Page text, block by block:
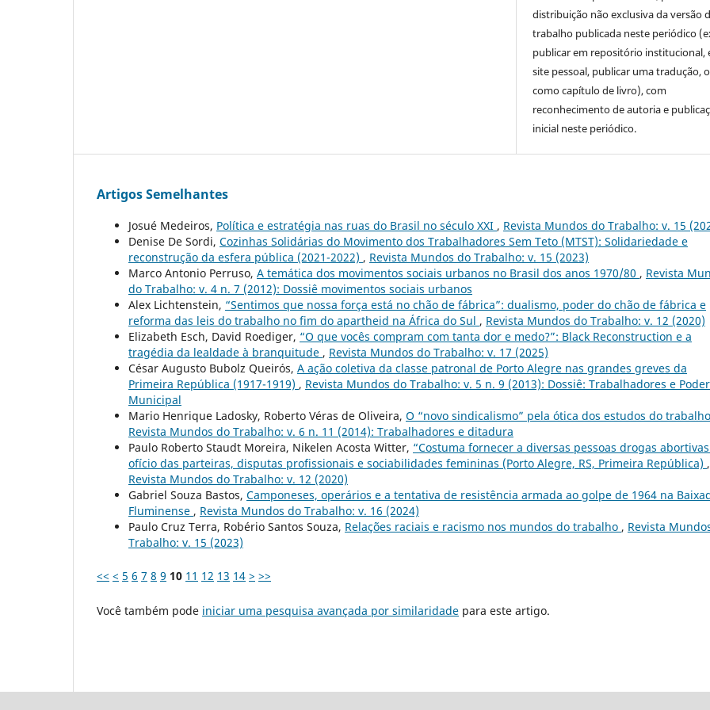
distribuição não exclusiva da versão
trabalho publicada neste periódico
publicar em repositório institucional,
site pessoal, publicar uma tradução,
como capítulo de livro), com
reconhecimento de autoria e
inicial neste periódico.
Artigos Semelhantes
Josué Medeiros, Política e estratégia nas ruas do Brasil no século XXI , Revista Mundos do Trabalho: v. 15
Denise De Sordi, Cozinhas Solidárias do Movimento dos Trabalhadores Sem Teto (MTST): Solidariedade e
reconstrução da esfera pública (2021-2022) , Revista Mundos do Trabalho: v. 15 (2023)
Marco Antonio Perruso, A temática dos movimentos sociais urbanos no Brasil dos anos 1970/80 , Revista
do Trabalho: v. 4 n. 7 (2012): Dossiê movimentos sociais urbanos
Alex Lichtenstein, “Sentimos que nossa força está no chão de fábrica”: dualismo, poder do chão de fábrica e
reforma das leis do trabalho no fim do apartheid na África do Sul , Revista Mundos do Trabalho: v. 12 (2020)
Elizabeth Esch, David Roediger, “O que vocês compram com tanta dor e medo?”: Black Reconstruction e a
tragédia da lealdade à branquitude , Revista Mundos do Trabalho: v. 17 (2025)
César Augusto Bubolz Queirós, A ação coletiva da classe patronal de Porto Alegre nas grandes greves da
Primeira República (1917-1919) , Revista Mundos do Trabalho: v. 5 n. 9 (2013): Dossiê: Trabalhadores e Poder
Municipal
Mario Henrique Ladosky, Roberto Véras de Oliveira, O “novo sindicalismo” pela ótica dos estudos do trabalho
Revista Mundos do Trabalho: v. 6 n. 11 (2014): Trabalhadores e ditadura
Paulo Roberto Staudt Moreira, Nikelen Acosta Witter, “Costuma fornecer a diversas pessoas drogas
ofício das parteiras, disputas profissionais e sociabilidades femininas (Porto Alegre, RS, Primeira República) ,
Revista Mundos do Trabalho: v. 12 (2020)
Gabriel Souza Bastos, Camponeses, operários e a tentativa de resistência armada ao golpe de 1964 na
Fluminense , Revista Mundos do Trabalho: v. 16 (2024)
Paulo Cruz Terra, Robério Santos Souza, Relações raciais e racismo nos mundos do trabalho , Revista
Trabalho: v. 15 (2023)
<< < 5 6 7 8 9 10 11 12 13 14 > >>
Você também pode iniciar uma pesquisa avançada por similaridade para este artigo.